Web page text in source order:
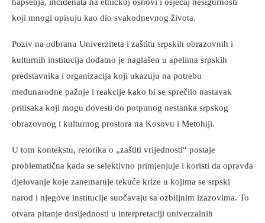
hapšenja, incidenata na etničkoj osnovi i osjećaj nesigurnosti
koji mnogi opisuju kao dio svakodnevnog života.
Poziv na odbranu Univerziteta i zaštitu srpskih obrazovnih i
kulturnih institucija dodatno je naglašen u apelima srpskih
predstavnika i organizacija koji ukazuju na potrebu
međunarodne pažnje i reakcije kako bi se sprečilo nastavak
pritisaka koji mogu dovesti do potpunog nestanka srpskog
obrazovnog i kulturnog prostora na Kosovu i Metohiji.
U tom kontekstu, retorika o „zaštiti vrijednosti“ postaje
problematična kada se selektivno primjenjuje i koristi da opravda
djelovanje koje zanemaruje tekuće krize u kojima se srpski
narod i njegove institucije suočavaju sa ozbiljnim izazovima. To
otvara pitanje dosljednosti u interpretaciji univerzalnih